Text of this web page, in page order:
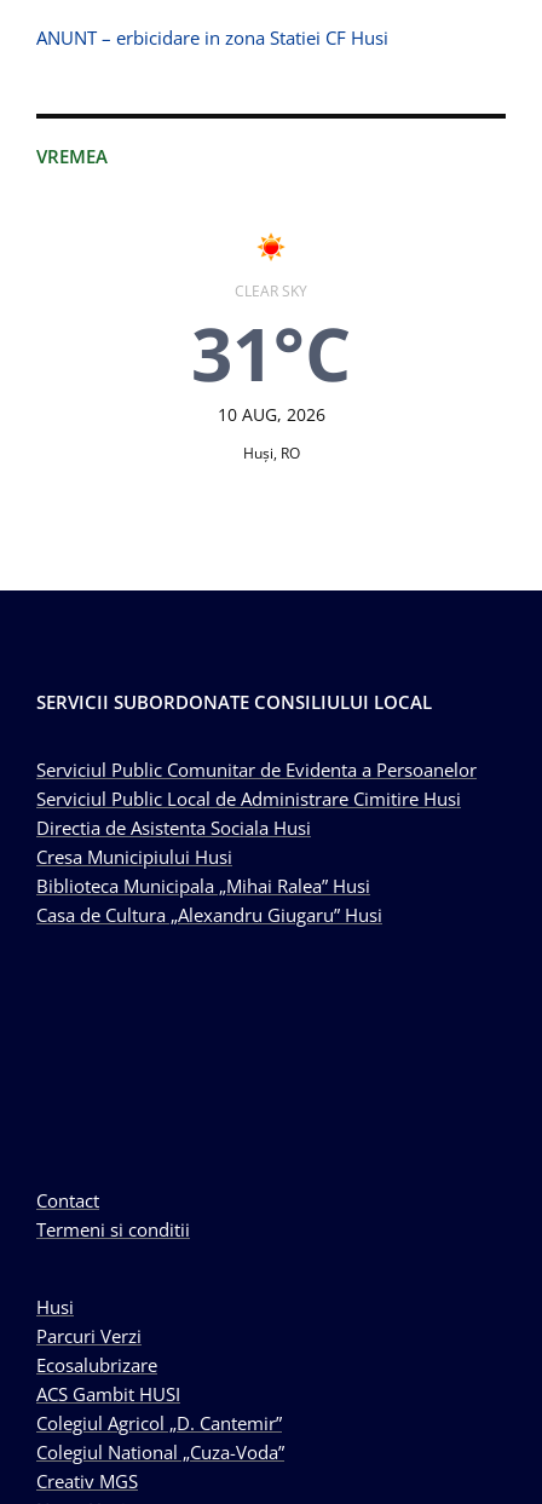
ANUNT – erbicidare in zona Statiei CF Husi
VREMEA
CLEAR SKY
31°C
10 AUG, 2026
Huşi, RO
SERVICII SUBORDONATE CONSILIULUI LOCAL
Serviciul Public Comunitar de Evidenta a Persoanelor
Serviciul Public Local de Administrare Cimitire Husi
Directia de Asistenta Sociala Husi
Cresa Municipiului Husi
Biblioteca Municipala „Mihai Ralea” Husi
Casa de Cultura „Alexandru Giugaru” Husi
Contact
Termeni si conditii
Husi
Parcuri Verzi
Ecosalubrizare
ACS Gambit HUSI
Colegiul Agricol „D. Cantemir”
Colegiul National „Cuza-Voda”
Creativ MGS